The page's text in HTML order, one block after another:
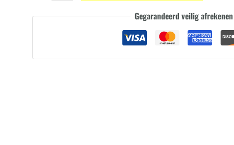
DRYFIT
aantal
Gegarandeerd veilig afrekenen